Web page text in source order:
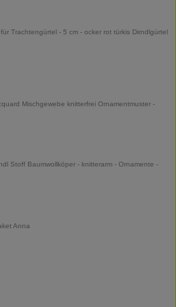
Trachtengürtel - 5 cm - ocker rot türkis Dirndlgürtel
Mischgewebe knitterfrei Ornamentmuster -
Stoff Baumwollköper - knitterarm - Ornamente -
Anna